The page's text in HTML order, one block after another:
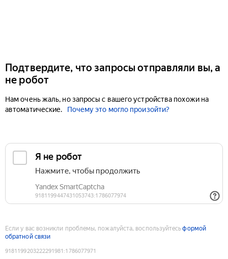
Подтвердите, что запросы отправляли вы, а
не робот
Нам очень жаль, но запросы с вашего устройства похожи на
автоматические.
Почему это могло произойти?
Если у вас возникли проблемы, пожалуйста, воспользуйтесьформой
обратной связи
9181199203222291981 :1786077971